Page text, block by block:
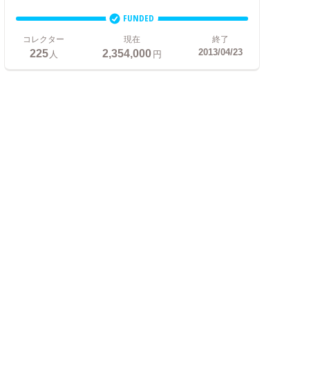
FUNDED
コレクター
225 人
現在
2,354,000円
終了
2013/04/23